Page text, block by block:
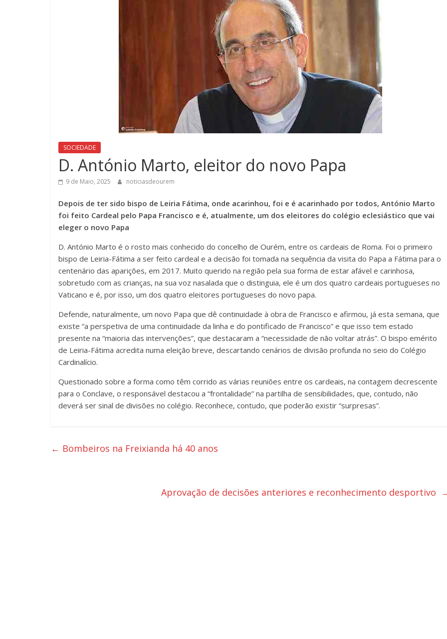
SOCIEDADE
D. António Marto, eleitor do novo Papa
9 de Maio, 2025 noticiasdeourem
Depois de ter sido bispo de Leiria Fátima, onde acarinhou, foi e é acarinhado por todos, António Marto
foi feito Cardeal pelo Papa Francisco e é, atualmente, um dos eleitores do colégio eclesiástico que vai
eleger o novo Papa
D. António Marto é o rosto mais conhecido do concelho de Ourém, entre os cardeais de Roma. Foi o primeiro
bispo de Leiria-Fátima a ser feito cardeal e a decisão foi tomada na sequência da visita do Papa a Fátima para o
centenário das aparições, em 2017. Muito querido na região pela sua forma de estar afável e carinhosa,
sobretudo com as crianças, na sua voz nasalada que o distinguia, ele é um dos quatro cardeais portugueses no
Vaticano e é, por isso, um dos quatro eleitores portugueses do novo papa.
Defende, naturalmente, um novo Papa que dê continuidade à obra de Francisco e afirmou, já esta semana, que
existe “a perspetiva de uma continuidade da linha e do pontificado de Francisco” e que isso tem estado
presente na “maioria das intervenções”, que destacaram a “necessidade de não voltar atrás”. O bispo emérito
de Leiria-Fátima acredita numa eleição breve, descartando cenários de divisão profunda no seio do Colégio
Cardinalício.
Questionado sobre a forma como têm corrido as várias reuniões entre os cardeais, na contagem decrescente
para o Conclave, o responsável destacou a “frontalidade” na partilha de sensibilidades, que, contudo, não
deverá ser sinal de divisões no colégio. Reconhece, contudo, que poderão existir “surpresas”.
← Bombeiros na Freixianda há 40 anos
Aprovação de decisões anteriores e reconhecimento desportivo